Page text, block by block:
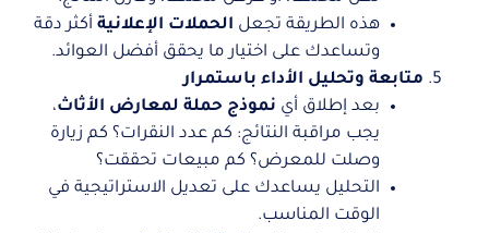
هذه الطريقة تجعل الحملات الإعلانية أكثر دقة
وتساعدك على اختيار ما يحقق أفضل العوائد.
متابعة وتحليل الأداء باستمرار
بعد إطلاق أي نموذج حملة لمعارض الأثاث،
يجب مراقبة النتائج: كم عدد النقرات؟ كم زيارة
وصلت للمعرض؟ كم مبيعات تحققت؟
التحليل يساعدك على تعديل الاستراتيجية في
الوقت المناسب.